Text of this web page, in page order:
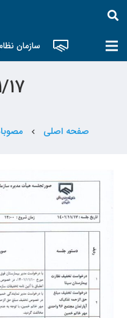
سازمان
صفحه اصلی chevron_left